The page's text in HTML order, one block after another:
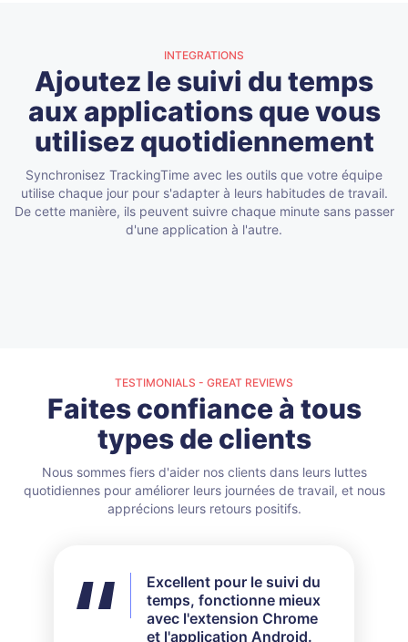
INTEGRATIONS
Ajoutez le suivi du temps
aux applications que vous
utilisez quotidiennement
Synchronisez TrackingTime avec les outils que votre équipe
utilise chaque jour pour s'adapter à leurs habitudes de travail.
De cette manière, ils peuvent suivre chaque minute sans passer
d'une application à l'autre.
TESTIMONIALS - GREAT REVIEWS
Faites confiance à tous
types de clients
Nous sommes fiers d'aider nos clients dans leurs luttes
quotidiennes pour améliorer leurs journées de travail, et nous
apprécions leurs retours positifs.
Excellent pour le suivi du
temps, fonctionne mieux
avec l'extension Chrome
et l'application Android.
Je n'ai pas utilisé toutes
les fonctionnalités
disponibles, mais pour
mes besoins, cela a